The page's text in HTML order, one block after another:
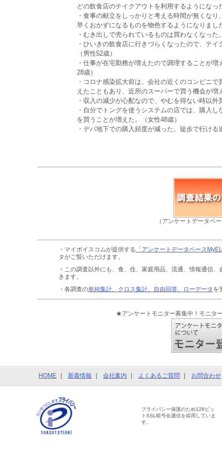
どの飲食店のテイクアウトを利用するようになっ
・食事の献立をしっかりと考える時間が無くな
早くおかずになるものを物色するようになりま
・むき出しで売られているものは買わなくなった
・ひいきの飲食店に行きづらくなったので、テ
（男性52歳）
・仕事が在宅勤務が増えたので調理することが
28歳）
・コロナ感染拡大前は、会社の近くのコンビニ
えたこともあり、近所のスーパーで買う機会が増
・収入の減少が心配なので、やむを得ない時以
・自分でトングを使うシステムの店では、購入
を買うことが増えた。（女性48歳）
・デパ地下での購入頻度が減った。徒歩で行け
（アンケートデータベ
・マイボイスコムが提供する 「アンケートデータベース
タがご覧いただけます。
・この調査以外にも、食、住、家庭用品、流通、情報通信、
きます。
・各調査の単純集計、クロス集計、自由回答、ローデータ を
★アンケートモニター募集中！モニタ
HOME 新着情報 会社案内 よくあるご質問 お問合わせ
プライバシー保護のため128ビッ
トSSL暗号化通信を採用していま
す。